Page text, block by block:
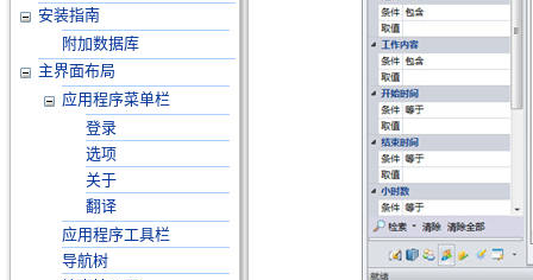
安装指南
附加数据库
主界面布局
应用程序菜单栏
登录
选项
关于
翻译
应用程序工具栏
导航树